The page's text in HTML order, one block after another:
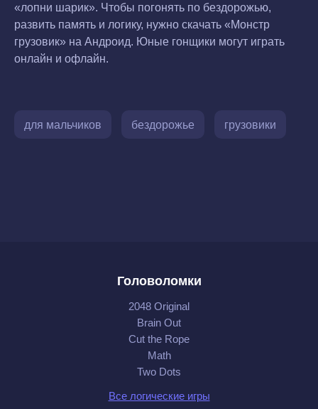
«лопни шарик». Чтобы погонять по бездорожью,
развить память и логику, нужно скачать «Монстр
грузовик» на Андроид. Юные гонщики могут играть
онлайн и офлайн.
для мальчиков бездорожье грузовики
Головоломки
2048 Original
Brain Out
Cut the Rope
Math
Two Dots
Все логические игры